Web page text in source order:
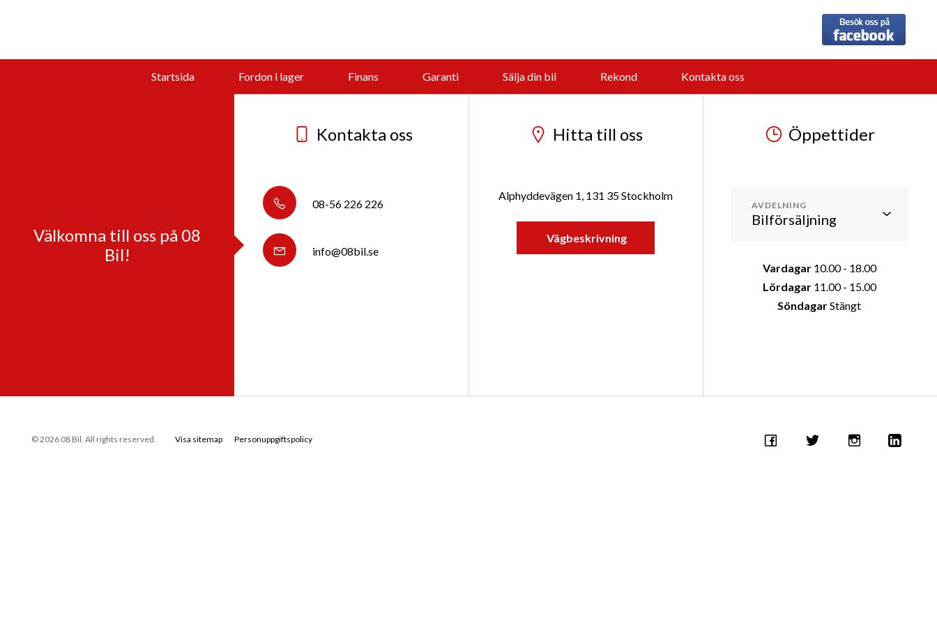
Startsida Fordon i lager Finans Garanti Sälja din bil Rekond Kontakta oss
Välkomna till oss på 08
Bil!
Kontakta oss
08-56 226 226
info@08bil.se
Hitta till oss
Alphyddevägen 1, 131 35 Stockholm
Vägbeskrivning
Öppettider
AVDELNING
Vardagar10.00 - 18.00
Lördagar11.00 - 15.00
SöndagarStängt
© 2026 08 Bil. All rights reserved. Visa sitemap Personuppgiftspolicy